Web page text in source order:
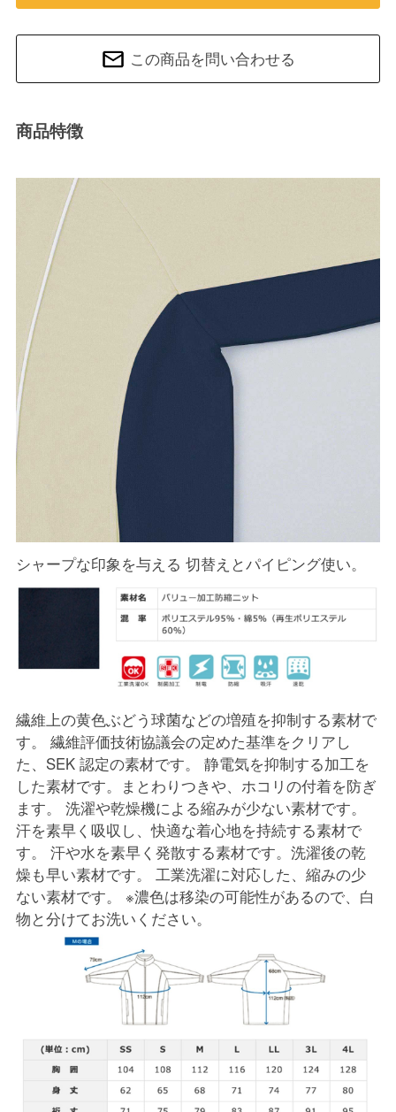
この商品を問い合わせる
商品特徴
シャープな印象を与える 切替えとパイピング使い。
繊維上の黄色ぶどう球菌などの増殖を抑制する素材で
す。 繊維評価技術協議会の定めた基準をクリアし
た、SEK 認定の素材です。 静電気を抑制する加工を
した素材です。まとわりつきや、ホコリの付着を防ぎ
ます。 洗濯や乾燥機による縮みが少ない素材です。
汗を素早く吸収し、快適な着心地を持続する素材で
す。 汗や水を素早く発散する素材です。洗濯後の乾
燥も早い素材です。 工業洗濯に対応した、縮みの少
ない素材です。 ※濃色は移染の可能性があるので、白
物と分けてお洗いください。